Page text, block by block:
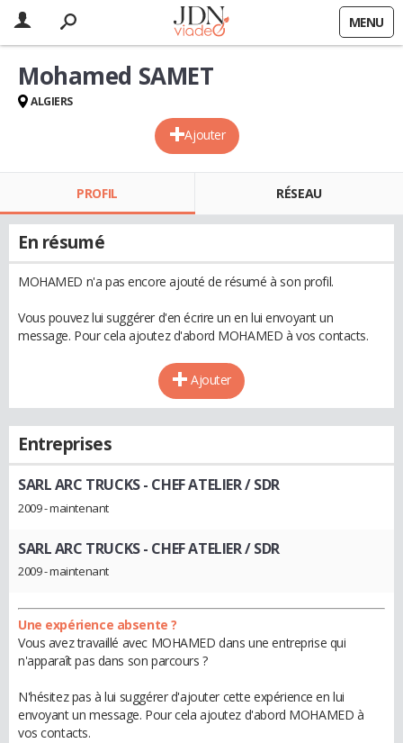
MENU
Ajouter
Mohamed SAMET
ALGIERS
PROFIL RÉSEAU
En résumé
MOHAMED n'a pas encore ajouté de résumé à son profil.
Vous pouvez lui suggérer d'en écrire un en lui envoyant un
message. Pour cela ajoutez d'abord MOHAMED à vos contacts.
Ajouter
Entreprises
SARL ARC TRUCKS- CHEF ATELIER / SDR
2009 - maintenant
SARL ARC TRUCKS- CHEF ATELIER / SDR
2009 - maintenant
Une expérience absente ?
Vous avez travaillé avec MOHAMED dans une entreprise qui
n'apparaît pas dans son parcours ?
N'hésitez pas à lui suggérer d'ajouter cette expérience en lui
envoyant un message. Pour cela ajoutez d'abord MOHAMED à
vos contacts.